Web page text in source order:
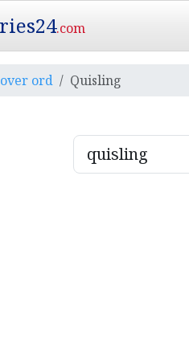
.com
ord Quisling